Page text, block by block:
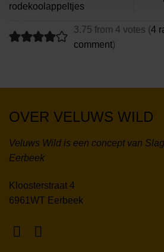
rodekoolappeltjes
3.75 from 4 votes (4
comment)
OVER VELUWS WILD
Veluws Wild is een concept van
Eerbeek
Kloosterstraat 4
6961WT Eerbeek